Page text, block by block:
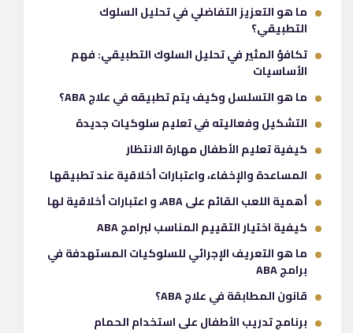
ما هو التعزيز التفاضلي في تحليل السلوك
التطبيقي؟
تكافؤ المثير في تحليل السلوك التطبيقي: فهم
الأساسيات
ما هو التسلسل وكيف يتم تطبيقه في علاج ABA؟
التشكيل وفعاليته في تعليم سلوكيات جديدة
كيفية تعليم الأطفال مهارة الانتظار
المساعدة والإخفاء، واعتبارات أخلاقية عند تطبيقها
أهمية اللعب القائم على ABA، و اعتبارات أخلاقية لها
كيفية اختيار التقييم المناسب لبرامج ABA
ما هو التعريف الإجرائي للسلوكيات المستهدفة في
برامج ABA
قانون المطابقة في علاج ABA؟
برنامج تدريب الأطفال على استخدام الحمام